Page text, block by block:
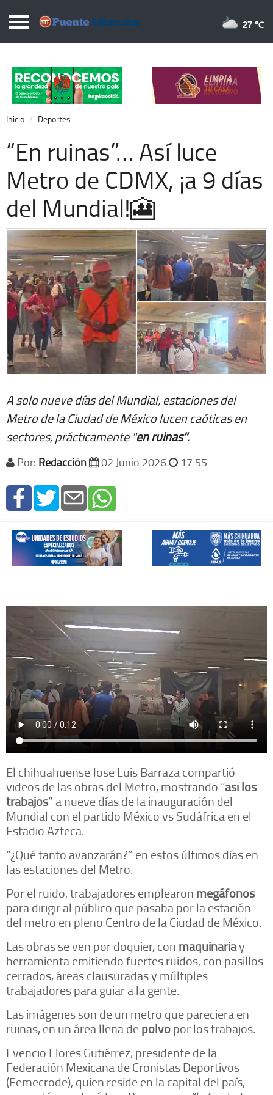
Puentelibre.mx
Local
Nacional
Opinión
Cronos
Economía
Espectáculos
Extra +
27 ℃
Inicio Deportes
“En ruinas”… Así luce
Metro de CDMX, ¡a 9 días
del Mundial!🎦
A solo nueve días del Mundial, estaciones del
Metro de la Ciudad de México lucen caóticas en
sectores, prácticamente "enruinas".
Por: Redacción 02 Junio 2026 17 55
El chihuahuense Jose Luis Barraza compartió
videos de las obras del Metro, mostrando “así los
trabajos” a nueve días de la inauguración del
Mundial con el partido México vs Sudáfrica en el
Estadio Azteca.
“¿Qué tanto avanzarán?” en estos últimos días en
las estaciones del Metro.
Por el ruido, trabajadores emplearon megáfonos
para dirigir al público que pasaba por la estación
del metro en pleno Centro de la Ciudad de México.
Las obras se ven por doquier, con maquinariay
herramienta emitiendo fuertes ruidos, con pasillos
cerrados, áreas clausuradas y múltiples
trabajadores para guiar a la gente.
Las imágenes son de un metro que pareciera en
ruinas, en un área llena depolvopor los trabajos.
Evencio Flores Gutiérrez, presidente de la
Federación Mexicana de Cronistas Deportivos
(Femecrode), quien reside en la capital del país,